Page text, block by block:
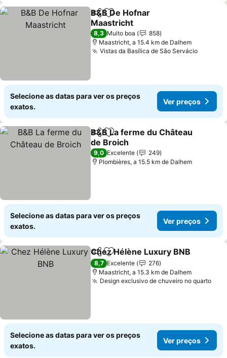
PartilharAdicionar aos favoritos
B&B De Hofnar
Maastricht
Ver preços
8,3 Muito boa
858
Maastricht, a 15.4 km de Dalhem
Vistas da Basílica de São ServácioVer
Selecione as datas para ver os preços
exatos.
Ver preços
PartilharAdicionar aos favoritos
B&B La ferme du Château
de Broich
Ver preços
9,0 Excelente
249
Plombières, a 15.5 km de Dalhem
Selecione as datas para ver os preços
exatos.
Ver preços
PartilharAdicionar aos favoritos
Chez Hélène Luxury BNB
8,7 Excelente
276
Maastricht, a 15.3 km de Dalhem
Design exclusivo de chuveiro no quartoVer
Selecione as datas para ver os preços
exatos.
Ver preços